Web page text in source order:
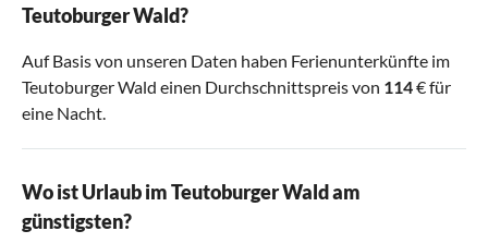
Teutoburger Wald?
Auf Basis von unseren Daten haben Ferienunterkünfte im
Teutoburger Wald einen Durchschnittspreis von 114€ für
eine Nacht.
Wo ist Urlaub im Teutoburger Wald am
günstigsten?